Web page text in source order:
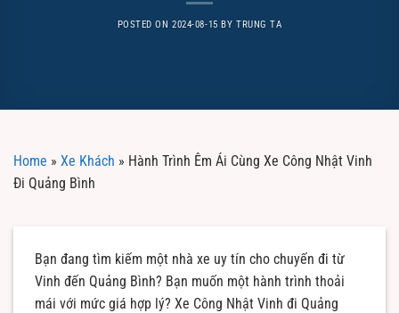
POSTED ON2024-08-15 BY TRUNG TA
Home » Xe Khách » Hành Trình Êm Ái Cùng Xe Công Nhật Vinh
Đi Quảng Bình
Bạn đang tìm kiếm một nhà xe uy tín cho chuyến đi từ
Vinh đến Quảng Bình? Bạn muốn một hành trình thoải
mái với mức giá hợp lý? Xe Công Nhật Vinh đi Quảng